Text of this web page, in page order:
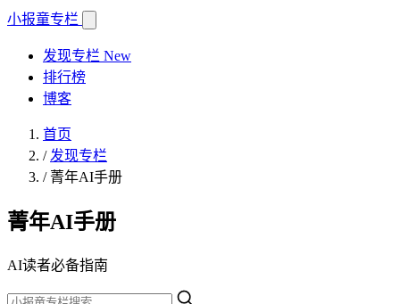
小报童专栏
发现专栏 New
排行榜
博客
首页
/ 发现专栏
/菁年AI手册
菁年AI手册
AI读者必备指南